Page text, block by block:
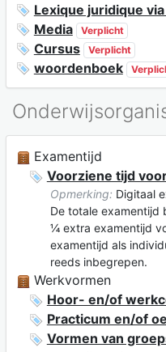
Lexique juridique
Media Verplicht
Cursus Verplicht
woordenboek
Examentijd
Voorziene tijd
Opmerking: Digitaal
De totale examentijd
¼ extra examentijd
examentijd als
reeds inbegrepen.
Werkvormen
Hoor- en/of
Practicum en/of
Vormen van